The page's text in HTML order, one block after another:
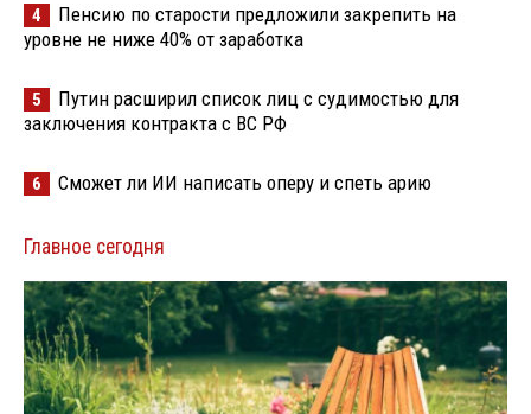
4
Пенсию по старости предложили закрепить на
уровне не ниже 40% от заработка
5
Путин расширил список лиц с судимостью для
заключения контракта с ВС РФ
6 Сможет ли ИИ написать оперу и спеть арию
Главное сегодня